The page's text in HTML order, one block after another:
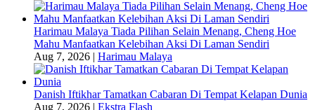
Harimau Malaya Tiada Pilihan Selain Menang, Cheng Hoe
Mahu Manfaatkan Kelebihan Aksi Di Laman Sendiri
Aug 7, 2026 | Harimau Malaya
Danish Iftikhar Tamatkan Cabaran Di Tempat Kelapan Dunia
Aug 7, 2026 | Ekstra Flash